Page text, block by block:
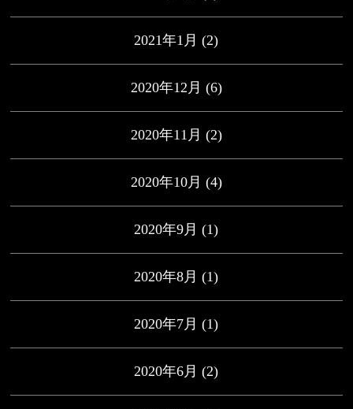
2021年1月 (2)
2020年12月 (6)
2020年11月 (2)
2020年10月 (4)
2020年9月 (1)
2020年8月 (1)
2020年7月 (1)
2020年6月 (2)